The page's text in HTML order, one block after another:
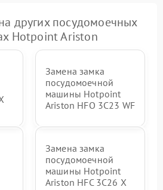
других посудомоечных
Hotpoint Ariston
Замена замка
посудомоечной
машины Hotpoint
Ariston HFO 3C23 WF
Замена замка
посудомоечной
машины Hotpoint
Ariston HFC 3C26 X